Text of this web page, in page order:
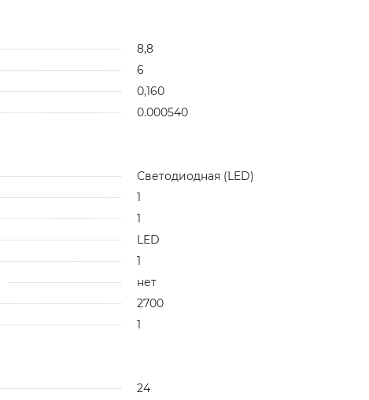
8,8
6
0,160
0.000540
Светодиодная (LED)
1
1
LED
1
нет
2700
1
24